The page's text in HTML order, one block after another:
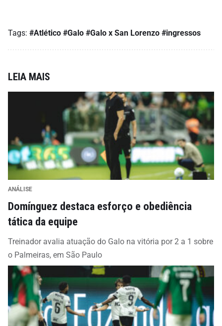
Tags: #Atlético #Galo #Galo x San Lorenzo #ingressos
LEIA MAIS
ANÁLISE
Domínguez destaca esforço e obediência
tática da equipe
Treinador avalia atuação do Galo na vitória por 2 a 1 sobre
o Palmeiras, em São Paulo